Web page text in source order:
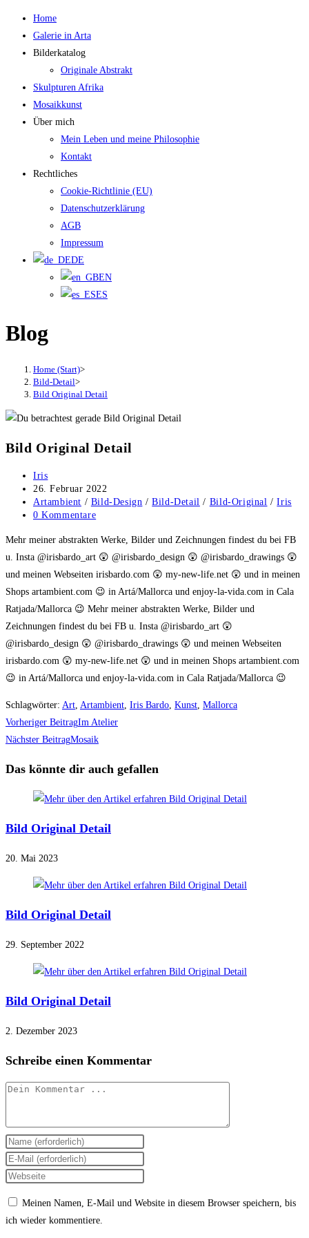
Zum
Inhalt
springen
Home
Galerie in Arta
Bilderkatalog
Originale Abstrakt
Skulpturen Afrika
Mosaikkunst
Über mich
Mein Leben und meine Philosophie
Kontakt
Rechtliches
Cookie-Richtlinie (EU)
Datenschutzerklärung
AGB
Impressum
DE
EN
ES
Blog
Home (Start)>
Bild-Detail>
Bild Original Detail
Bild Original Detail
Beitrags-
Autor:
Iris
Beitrag
veröffentlicht:
26. Februar 2022
Beitrags-
Kategorie:
Artambient / Bild-Design / Bild-Detail / Bild-Original / Iris
Beitrags-
0 Kommentare
Mehr meiner abstrakten Werke, Bilder und Zeichnungen findest du bei FB
u. Insta @irisbardo_art 😲 @irisbardo_design 😲 @irisbardo_drawings 😲
und meinen Webseiten irisbardo.com 😲 my-new-life.net 😲 und in meinen
Shops artambient.com 😉 in Artá/Mallorca und enjoy-la-vida.com in Cala
Ratjada/Mallorca 😉 Mehr meiner abstrakten Werke, Bilder und
Zeichnungen findest du bei FB u. Insta @irisbardo_art 😲
@irisbardo_design 😲 @irisbardo_drawings 😲 und meinen Webseiten
irisbardo.com 😲 my-new-life.net 😲 und in meinen Shops artambient.com
😉 in Artá/Mallorca und enjoy-la-vida.com in Cala Ratjada/Mallorca 😉
Schlagwörter: Art, Artambient, Iris Bardo, Kunst, Mallorca
Weitere
Artikel
ansehen
Vorheriger BeitragIm Atelier
Nächster BeitragMosaik
Das könnte dir auch gefallen
Bild Original Detail
20. Mai 2023
Bild Original Detail
29. September 2022
Bild Original Detail
2. Dezember 2023
Schreibe einen Kommentar
Kommentieren
Gib
deinen
Namen
Gib
deine
Gib
Meinen Namen, E-Mail und Website in diesem Browser speichern, bis
ich wieder kommentiere.